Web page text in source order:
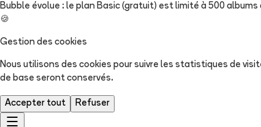
Bubble évolue : le plan Basic (gratuit) est limité à 500
🍪
Gestion des cookies
Nous utilisons des cookies pour suivre les statistiques de
de base seront conservés.
Accepter tout Refuser